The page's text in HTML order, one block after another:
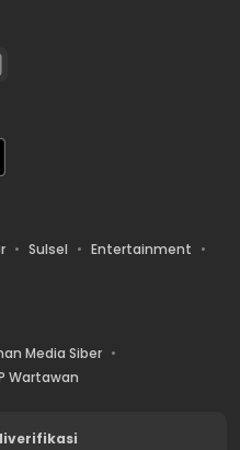
Sulsel
Entertainment
Media Siber
Wartawan